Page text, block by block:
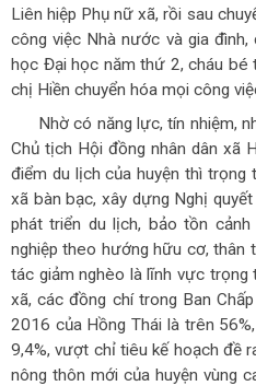
Liên hiệp Phụ nữ xã, rồi sau
công việc Nhà nước và gia
học Đại học năm thứ 2, cháu bé
chị Hiền chuyển hóa mọi công
Nhờ có năng lực, tín nhiệm,
Chủ tịch Hội đồng nhân dân xã
điểm du lịch của huyện thì trọng
xã bàn bạc, xây dựng Nghị
phát triển du lịch, bảo tồn
nghiệp theo hướng hữu cơ, thân
tác giảm nghèo là lĩnh vực trọng
xã, các đồng chí trong Ban
2016 của Hồng Thái là trên
9,4%, vượt chỉ tiêu kế hoạch đề
nông thôn mới của huyện vùng